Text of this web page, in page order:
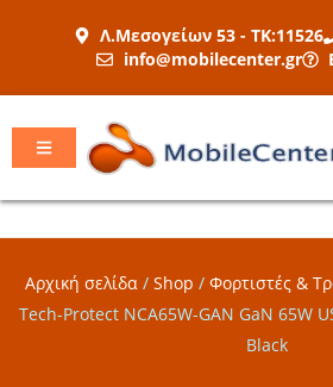
Λ.Μεσογείων 53 - ΤΚ:11526
info@mobilecenter.gr
Αρχική σελίδα / Shop / Φορτιστές &
Tech-Protect NCA65W-GAN GaN 65W
Black